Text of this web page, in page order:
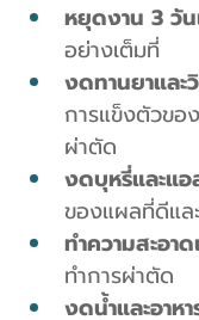
หยุดงาน 3 วั
อย่างเต็มที่
งดทานยาแล
การแข็งตัวข
ผ่าตัด
งดบุหรี่และแ
ของแผลที่ดีแล
ทำความสะอา
ทำการผ่าตัด
งดน้ำและอาห